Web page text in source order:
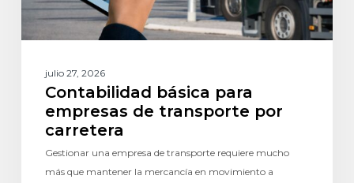
julio 27, 2026
Contabilidad básica para
empresas de transporte por
carretera
Gestionar una empresa de transporte requiere mucho
más que mantener la mercancía en movimiento a